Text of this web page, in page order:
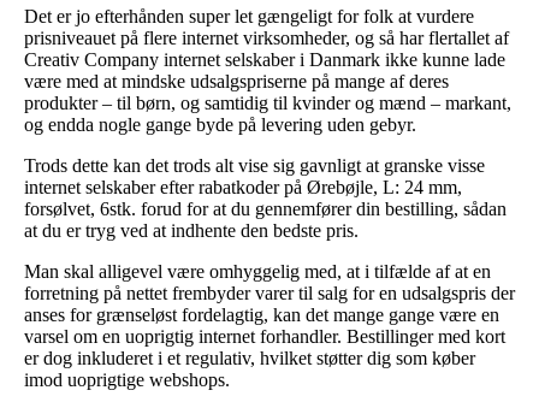
Det er jo efterhånden super let gængeligt for folk at vurdere
prisniveauet på flere internet virksomheder, og så har flertallet af
Creativ Company internet selskaber i Danmark ikke kunne lade
være med at mindske udsalgspriserne på mange af deres
produkter – til børn, og samtidig til kvinder og mænd – markant,
og endda nogle gange byde på levering uden gebyr.
Trods dette kan det trods alt vise sig gavnligt at granske visse
internet selskaber efter rabatkoder på Ørebøjle, L: 24 mm,
forsølvet, 6stk. forud for at du gennemfører din bestilling, sådan
at du er tryg ved at indhente den bedste pris.
Man skal alligevel være omhyggelig med, at i tilfælde af at en
forretning på nettet frembyder varer til salg for en udsalgspris der
anses for grænseløst fordelagtig, kan det mange gange være en
varsel om en uoprigtig internet forhandler. Bestillinger med kort
er dog inkluderet i et regulativ, hvilket støtter dig som køber
imod uoprigtige webshops.